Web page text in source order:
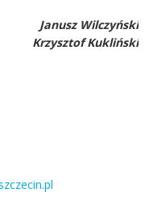
Janusz Wilczyński
Krzysztof Kukliński